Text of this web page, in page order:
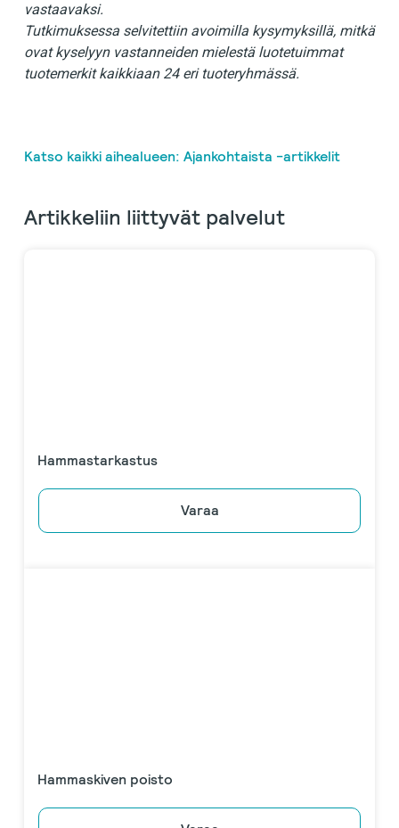
vastaavaksi.
Tutkimuksessa selvitettiin avoimilla kysymyksillä, mitkä
ovat kyselyyn vastanneiden mielestä luotetuimmat
tuotemerkit kaikkiaan 24 eri tuoteryhmässä.
Katso kaikki aihealueen: Ajankohtaista -artikkelit
Artikkeliin liittyvät palvelut
Hammastarkastus
Varaa
Hammaskiven poisto